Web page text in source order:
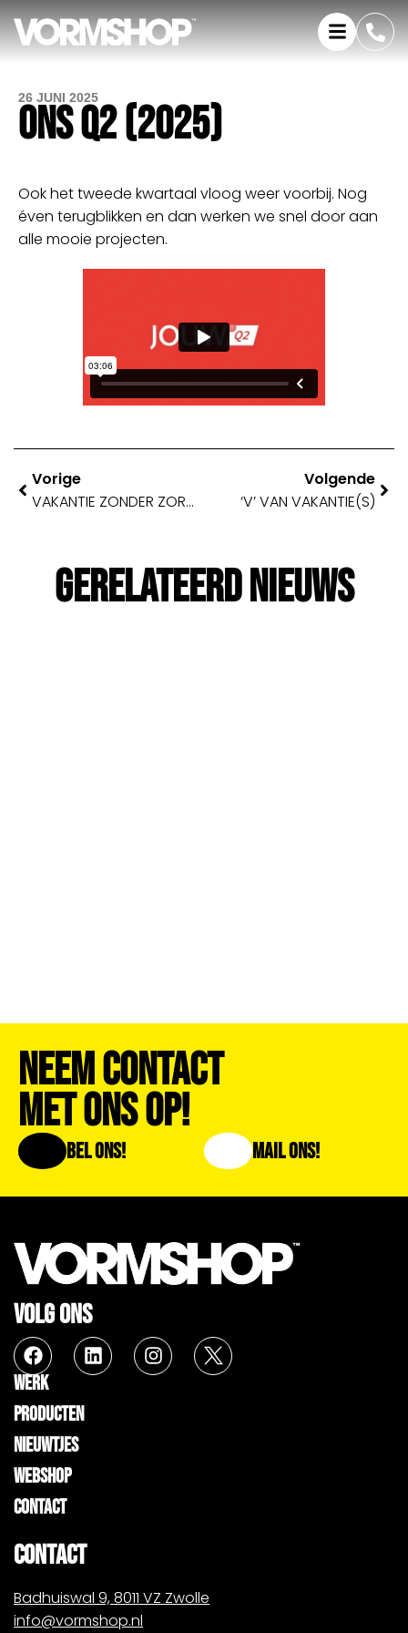
26 JUNI 2025
ONS Q2 (2025)
Ook het tweede kwartaal vloog weer voorbij. Nog
éven terugblikken en dan werken we snel door aan
alle mooie projecten.
Vorige
VAKANTIE ZONDER ZORGEN? 🌞
Volgende
‘V’ VAN VAKANTIE(S)
Gerelateerd Nieuws
Neem Contact
Met Ons Op!
Bel Ons! Mail Ons!
VOLG ONS
WERK
PRODUCTEN
NIEUWTJES
WEBSHOP
CONTACT
CONTACT
Badhuiswal 9, 8011 VZ Zwolle
info@vormshop.nl